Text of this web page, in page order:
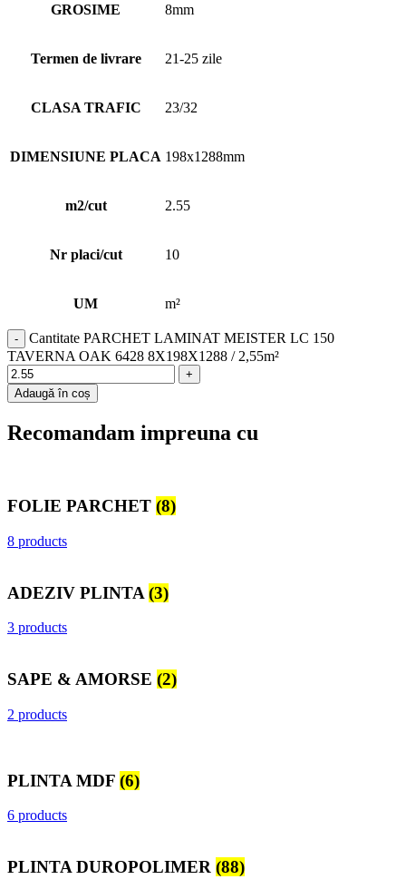
GROSIME 8mm
Termen de livrare 21-25 zile
CLASA TRAFIC 23/32
DIMENSIUNE PLACA 198x1288mm
m2/cut 2.55
Nr placi/cut 10
UM m²
Cantitate PARCHET LAMINAT MEISTER LC 150
TAVERNA OAK 6428 8X198X1288 / 2,55m²
Adaugă în coș
Recomandam impreuna cu
FOLIE PARCHET (8)
8 products
ADEZIV PLINTA (3)
3 products
SAPE & AMORSE (2)
2 products
PLINTA MDF (6)
6 products
PLINTA DUROPOLIMER (88)